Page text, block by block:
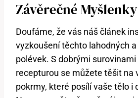
Závěrečné Myšlenky
Doufáme, ⁣že‍ vás náš článek
vyzkoušení těchto lahodných
polévek. S dobrými surovinami⁤
recepturou se můžete těšit na
pokrmy, které‍ posílí ‌vaše tělo i